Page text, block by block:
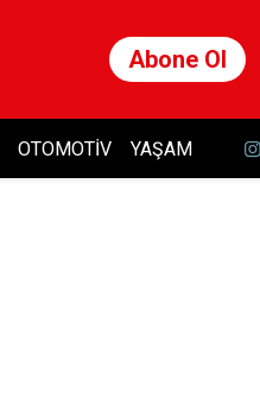
Abone Ol
OTOMOTIV YAŞAM